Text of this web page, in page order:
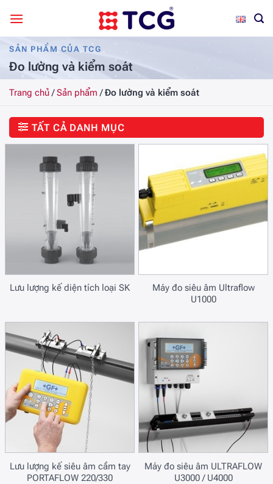
qua
nội
dungSẢN PHẨM CỦA TCG
Đo lường và kiểm soát
Trang chủ/Sản phẩm /Đo lường và kiểm soát
TẤT CẢ DANH MỤC
Lưu lượng kế diện tích loại SK
Máy đo siêu âm Ultraflow
U1000
Lưu lượng kế siêu âm cầm tay
PORTAFLOW 220/330
Máy đo siêu âm ULTRAFLOW
U3000 / U4000